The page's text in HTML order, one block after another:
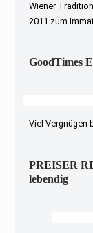
Wiener
2011 zum
GoodTimes
Viel Vergnügen
PREISER
lebendig